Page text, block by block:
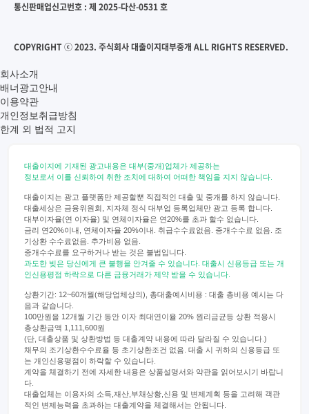
통신판매업신고번호 : 제 2025-다산-0531 호
COPYRIGHT ⓒ 2023. 주식회사 대출이지대부중개 ALL RIGHTS RESERVED.
회사소개
배너광고안내
이용약관
개인정보취급방침
한계 외 법적 고지
대출이지에 기재된 광고내용은 대부(중개)업체가 제공하는
정보로서 이를 신뢰하여 취한 조치에 대하여 어떠한 책임을 지지 않습니다.
대출이지는 광고 플랫폼만 제공할뿐 직접적인 대출 및 중개를 하지 않습니다.
대출세상은 금융위원회, 지자체 정식 대부업 등록업체만 광고 등록 합니다.
대부이자율(연 이자율) 및 연체이자율은 연20%를 초과 할수 없습니다.
금리 연20%이내, 연체이자율 20%이내. 취급수수료없음. 중개수수료 없음. 조
기상환 수수료없음. 추가비용 없음.
중개수수료를 요구하거나 받는 것은 불법입니다.
과도한 빚은 당신에게 큰 불행을 안겨줄 수 있습니다. 대출시 신용등급 또는 개
인신용평점 하락으로 다른 금융거래가 제약 받을 수 있습니다.
상환기간: 12~60개월(해당업체상의), 총대출예시비용 : 대출 총비용 예시는 다
음과 같습니다.
100만원을 12개월 기간 동안 이자 최대연이율 20% 원리금균등 상환 적용시
총상환금액 1,111,600원
(단, 대출상품 및 상환방법 등 대출계약 내용에 따라 달라질 수 있습니다.)
채무의 조기상환수수료율 등 초기상환조건 없음. 대출 시 귀하의 신용등급 또
는 개인신용평점이 하락할 수 있습니다.
계약을 체결하기 전에 자세한 내용은 상품설명서와 약관을 읽어보시기 바랍니
다.
대출업체는 이용자의 소득,재산,부채상황,신용 및 변제계획 등을 고려해 객관
적인 변제능력을 초과하는 대출계약을 체결해서는 안됩니다.